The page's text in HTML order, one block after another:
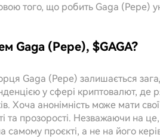
того, що робить Gaga (Pepe)
Gaga (Pepe), $GAGA?
Gaga (Pepe) залишається
у сфері криптовалют, де
Хоча анонімність може мати
та прозорості. Незважаючи на
самому проєкті, а не на його